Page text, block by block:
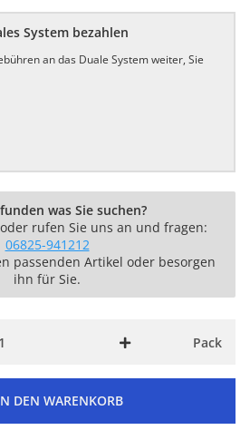
System bezahlen
an das Duale System weiter, Sie
was Sie suchen?
oder rufen Sie uns an und fragen:
06825-941212
passenden Artikel oder besorgen
ihn für Sie.
Pack
DEN WARENKORB